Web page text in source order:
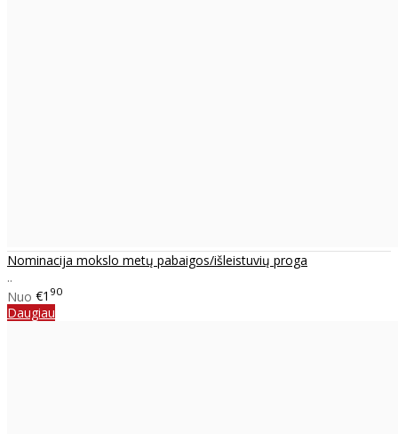
Nominacija mokslo metų pabaigos/išleistuvių proga
..
Nuo €1 90
Daugiau